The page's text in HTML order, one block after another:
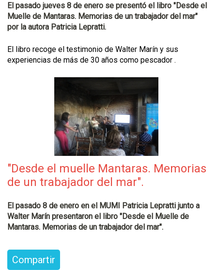
El pasado jueves 8 de enero se presentó el libro "Desde el
Muelle de Mantaras. Memorias de un trabajador del mar"
por la autora Patricia Lepratti.
El libro recoge el testimonio de Walter Marín y sus
experiencias de más de 30 años como pescador .
"Desde el muelle Mantaras. Memorias
de un trabajador del mar".
El pasado 8 de enero en el MUMI Patricia Lepratti junto a
Walter Marín presentaron el libro "Desde el Muelle de
Mantaras. Memorias de un trabajador del mar".
Compartir